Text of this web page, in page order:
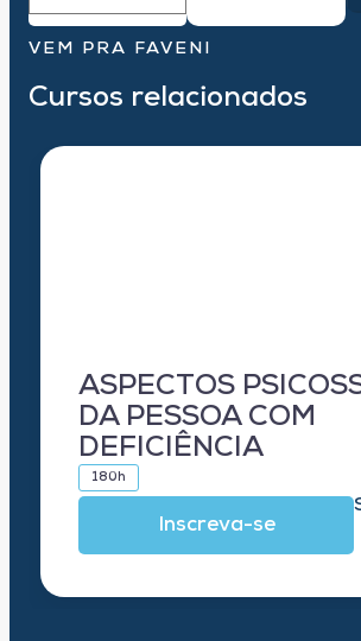
VEM PRA FAVENI
Cursos relacionados
ASPECTOS
DA PESSOA COM
DEFICIÊNCIA
180h
Inscreva-se